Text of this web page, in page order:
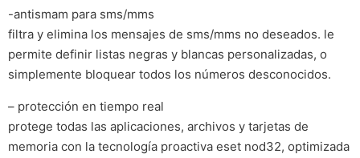
-antismam para sms/mms
filtra y elimina los mensajes de sms/mms no deseados. le
permite definir listas negras y blancas personalizadas, o
simplemente bloquear todos los números desconocidos.
– protección en tiempo real
protege todas las aplicaciones, archivos y tarjetas de
memoria con la tecnología proactiva eset nod32, optimizada